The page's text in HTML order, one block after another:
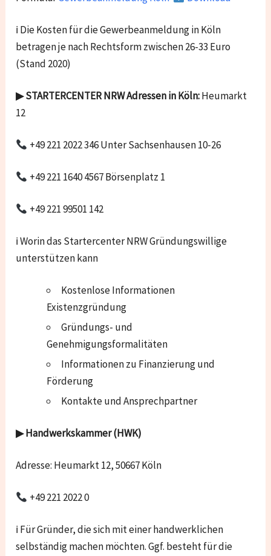
ℹ Die Kosten für die Gewerbeanmeldung in Köln
betragen je nach Rechtsform zwischen 26-33 Euro
(Stand 2020)
▶ STARTERCENTER NRWAdressen in Köln:Heumarkt
12
+49 221 2022 346 Unter Sachsenhausen 10-26
+49 221 1640 4567 Börsenplatz 1
+49 221 99501 142
ℹ Worin das Startercenter NRW Gründungswillige
unterstützen kann
Kostenlose Informationen
Existenzgründung
Gründungs- und
Genehmigungsformalitäten
Informationen zu Finanzierung und
Förderung
Kontakte und Ansprechpartner
▶ Handwerkskammer (HWK)
Adresse: Heumarkt 12, 50667 Köln
+49 221 2022 0
ℹ Für Gründer, die sich mit einer handwerklichen
selbständig machen möchten. Ggf. besteht für die